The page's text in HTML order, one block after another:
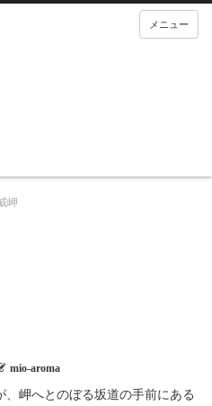
メニュー
岬
mio-aroma
岬へとのぼる坂道の手前にある